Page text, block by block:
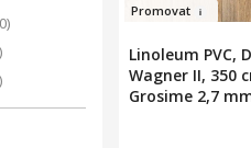
Promovat
Linoleum PVC,
Wagner II, 350
Grosime 2,7